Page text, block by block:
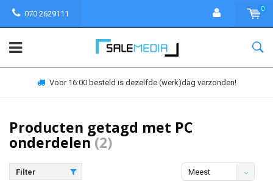
070 2629111
0
Voor 16:00 besteld is dezelfde (werk)dag verzonden!
Producten getagd met PC
onderdelen(2)
Filter
Meest